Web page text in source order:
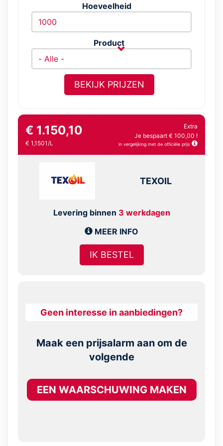
Hoeveelheid
Product
BEKIJK PRIJZEN
€ 1.150,10
€ 1,1501/L
Extra
Je bespaart € 100,00 !
in vergelijking met de officiële prijs
TEXOIL
Levering binnen 3 werkdagen
MEER INFO
IK BESTEL
Geen interesse in aanbiedingen?
Maak een prijsalarm aan om de
volgende
EEN WAARSCHUWING MAKEN